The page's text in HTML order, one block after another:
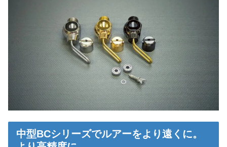
中型BCシリーズでルアーをより遠くに。